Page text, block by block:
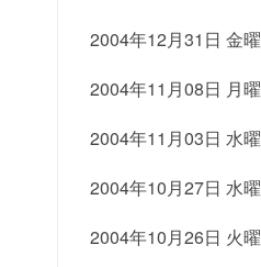
2004年12月31日 金
2004年11月08日 月
2004年11月03日 水
2004年10月27日 水
2004年10月26日 火